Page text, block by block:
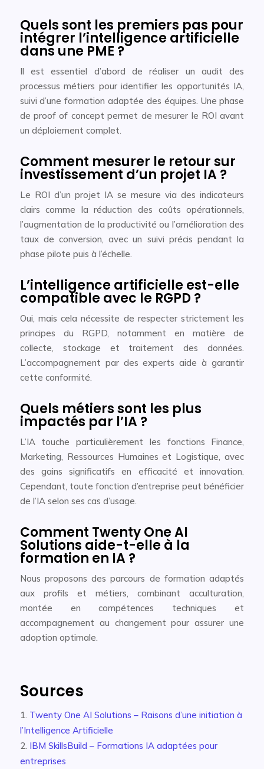
Quels sont les premiers pas pour
intégrer l’intelligence artificielle
dans une PME ?
Il est essentiel d’abord de réaliser un audit des
processus métiers pour identifier les opportunités IA,
suivi d’une formation adaptée des équipes. Une phase
de proof of concept permet de mesurer le ROI avant
un déploiement complet.
Comment mesurer le retour sur
investissement d’un projet IA ?
Le ROI d’un projet IA se mesure via des indicateurs
clairs comme la réduction des coûts opérationnels,
l’augmentation de la productivité ou l’amélioration des
taux de conversion, avec un suivi précis pendant la
phase pilote puis à l’échelle.
L’intelligence artificielle est-elle
compatible avec le RGPD ?
Oui, mais cela nécessite de respecter strictement les
principes du RGPD, notamment en matière de
collecte, stockage et traitement des données.
L’accompagnement par des experts aide à garantir
cette conformité.
Quels métiers sont les plus
impactés par l’IA ?
L’IA touche particulièrement les fonctions Finance,
Marketing, Ressources Humaines et Logistique, avec
des gains significatifs en efficacité et innovation.
Cependant, toute fonction d’entreprise peut bénéficier
de l’IA selon ses cas d’usage.
Comment Twenty One AI
Solutions aide-t-elle à la
formation en IA ?
Nous proposons des parcours de formation adaptés
aux profils et métiers, combinant acculturation,
montée en compétences techniques et
accompagnement au changement pour assurer une
adoption optimale.
Sources
Twenty One AI Solutions – Raisons d’une initiation à
l’Intelligence Artificielle
IBM SkillsBuild – Formations IA adaptées pour
entreprises